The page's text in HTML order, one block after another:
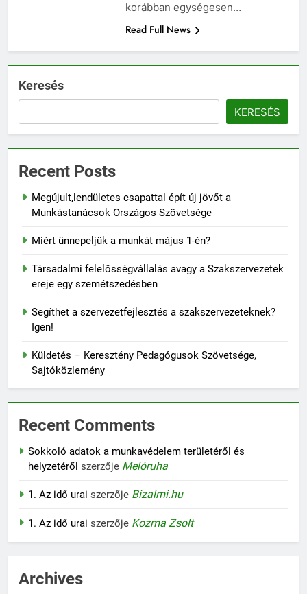
korábban egységesen…
Read Full News
Keresés
KERESÉS
Recent Posts
Megújult,lendületes csapattal épít új jövőt a
Munkástanácsok Országos Szövetsége
Miért ünnepeljük a munkát május 1-én?
Társadalmi felelősségvállalás avagy a Szakszervezetek
ereje egy szemétszedésben
Segíthet a szervezetfejlesztés a szakszervezeteknek?
Igen!
Küldetés – Keresztény Pedagógusok Szövetsége,
Sajtóközlemény
Recent Comments
Sokkoló adatok a munkavédelem területéről és
helyzetéről szerzője Melóruha
1. Az idő urai szerzője Bizalmi.hu
1. Az idő urai szerzője Kozma Zsolt
Archives